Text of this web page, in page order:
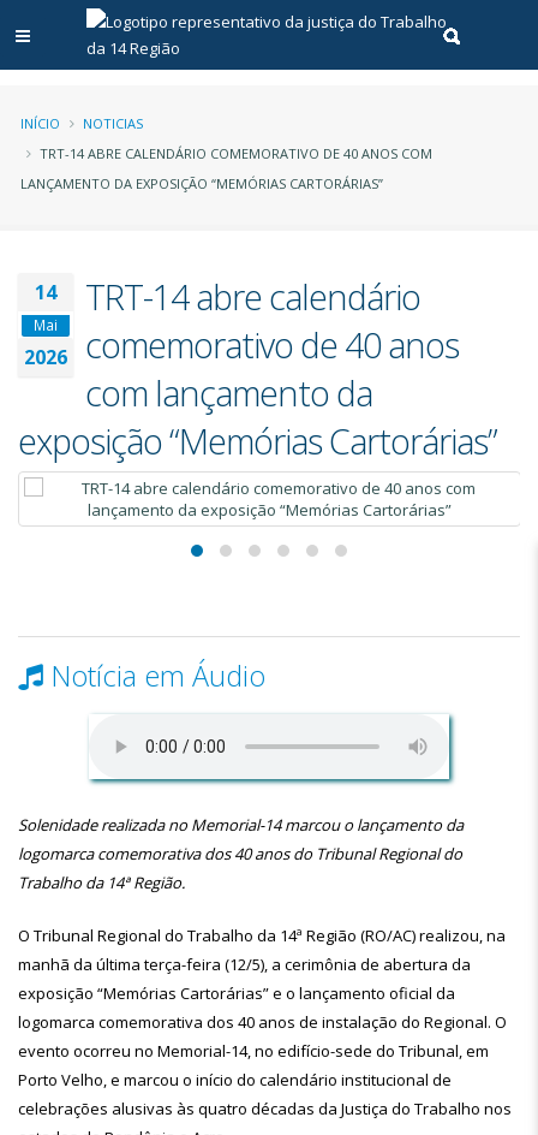
Abrir menu principal
Realizar
Trilha
de
INÍCIO
NOTICIAS
TRT-14 ABRE CALENDÁRIO COMEMORATIVO DE 40 ANOS COM
LANÇAMENTO DA EXPOSIÇÃO “MEMÓRIAS CARTORÁRIAS”
14
Mai
2026
TRT-14 abre calendário
comemorativo de 40 anos
com lançamento da
exposição “Memórias Cartorárias”
Notícia em Áudio
Solenidade realizada no Memorial-14 marcou o lançamento da
logomarca comemorativa dos 40 anos do Tribunal Regional do
Trabalho da 14ª Região.
O Tribunal Regional do Trabalho da 14ª Região (RO/AC) realizou, na
manhã da última terça-feira (12/5), a cerimônia de abertura da
exposição “Memórias Cartorárias” e o lançamento oficial da
logomarca comemorativa dos 40 anos de instalação do Regional. O
evento ocorreu no Memorial-14, no edifício-sede do Tribunal, em
Porto Velho, e marcou o início do calendário institucional de
celebrações alusivas às quatro décadas da Justiça do Trabalho nos